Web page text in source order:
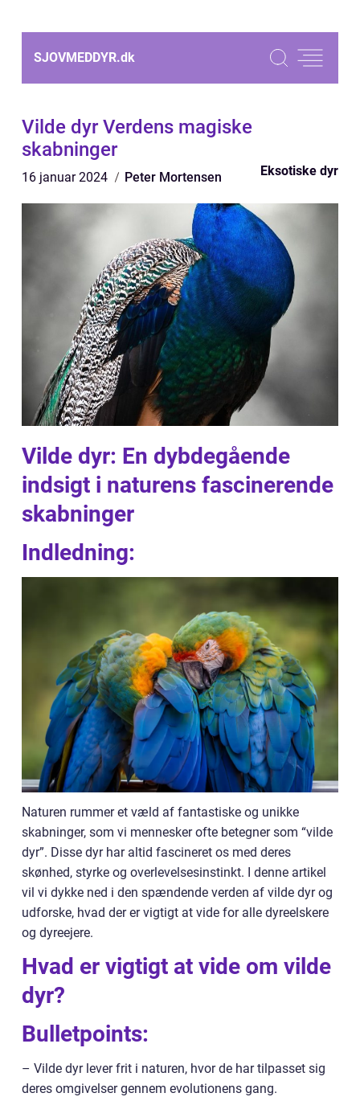
SJOVMEDDYR.dk
Vilde dyr Verdens magiske
skabninger
16 januar 2024 Peter Mortensen Eksotiske dyr
Vilde dyr: En dybdegående
indsigt i naturens fascinerende
skabninger
Indledning:
Naturen rummer et væld af fantastiske og unikke
skabninger, som vi mennesker ofte betegner som “vilde
dyr”. Disse dyr har altid fascineret os med deres
skønhed, styrke og overlevelsesinstinkt. I denne artikel
vil vi dykke ned i den spændende verden af vilde dyr og
udforske, hvad der er vigtigt at vide for alle dyreelskere
og dyreejere.
Hvad er vigtigt at vide om vilde
dyr?
Bulletpoints:
– Vilde dyr lever frit i naturen, hvor de har tilpasset sig
deres omgivelser gennem evolutionens gang.